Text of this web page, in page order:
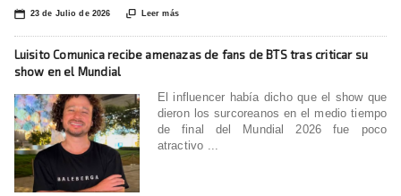
📅 23 de Julio de 2026  Leer más
Luisito Comunica recibe amenazas de fans de BTS tras criticar su
show en el Mundial
El influencer había dicho que el show que
dieron los surcoreanos en el medio tiempo
de final del Mundial 2026 fue poco
atractivo ...